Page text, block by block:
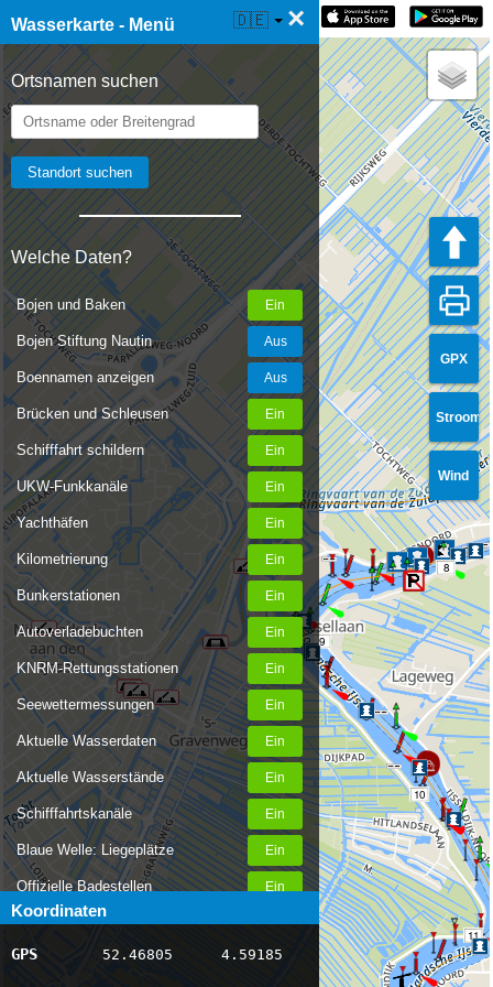
Wasserkarte - Menü ×
Ortsnamen suchen
Welche Daten?
Bojen und Baken
Bojen Stiftung Nautin
Boennamen anzeigen
Brücken und Schleusen
Schifffahrt schildern
UKW-Funkkanäle
Yachthäfen
Kilometrierung
Bunkerstationen
Autoverladebuchten
KNRM-Rettungsstationen
Seewettermessungen
Aktuelle Wasserdaten
Aktuelle Wasserstände
Schifffahrtskanäle
Blaue Welle: Liegeplätze
Offizielle Badestellen
Nachrichten Binnenschifffahrt
AIS-Schiffspositionen
Koordinaten
GPS 52.46805 4.59185
☰ Wasserkarte Live 🇩🇪
GPX
Stroom
Wind
8
9
11
10